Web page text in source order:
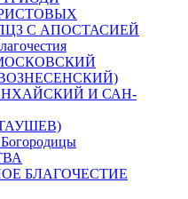
С АПОСТАСИЕЙ
И САН-
БЛАГОЧЕСТИЕ